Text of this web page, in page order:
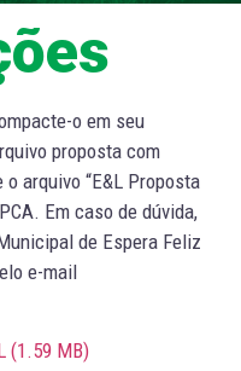
o em seu
proposta com
arquivo “E&L Proposta
Em caso de dúvida,
de Espera Feliz
e-mail
(1.59 MB)